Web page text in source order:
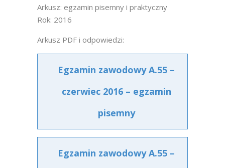
Arkusz: egzamin pisemny i praktyczny
Rok: 2016
Arkusz PDF i odpowiedzi:
Egzamin zawodowy A.55 –
czerwiec 2016 – egzamin
pisemny
Egzamin zawodowy A.55 –